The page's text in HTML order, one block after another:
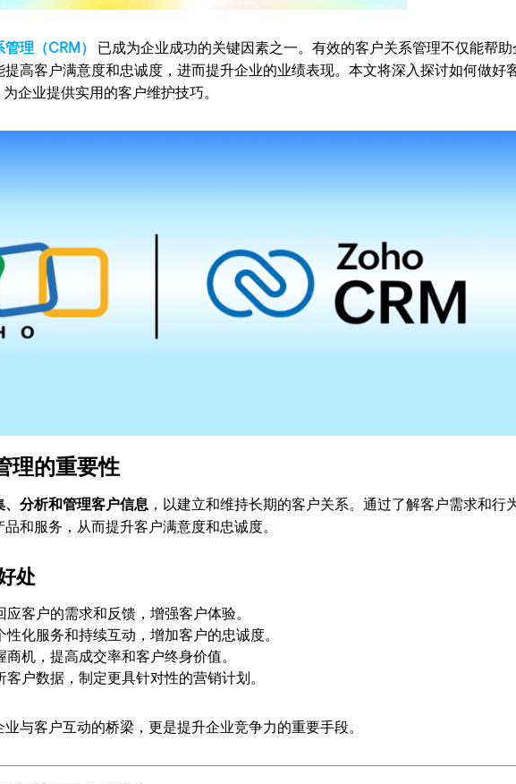
理（CRM）
已成为企业成功的关键因素之一。有效的客户关系管理不仅能帮助
高客户满意度和忠诚度，进而提升企业的业绩表现。本文将深入探讨如何做好
企业提供实用的客户维护技巧。
理的重要性
、分析和管理客户信息 ，以建立和维持长期的客户关系。通过了解客户需求和行
和服务，从而提升客户满意度和忠诚度。
处
应客户的需求和反馈，增强客户体验。
性化服务和持续互动，增加客户的忠诚度。
商机，提高成交率和客户终身价值。
客户数据，制定更具针对性的营销计划。
与客户互动的桥梁，更是提升企业竞争力的重要手段。